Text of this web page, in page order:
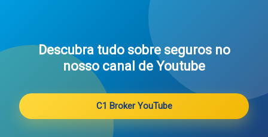
Descubra tudo sobre seguros no
nosso canal de Youtube
C1 Broker YouTube